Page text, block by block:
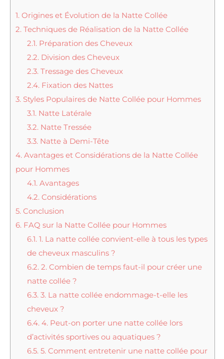
1. Origines et Évolution de la Natte Collée
2. Techniques de Réalisation de la Natte Collée
2.1.Préparation des Cheveux
2.2.Division des Cheveux
2.3.Tressage des Cheveux
2.4.Fixation des Nattes
3. Styles Populaires de Natte Collée pour Hommes
3.1.Natte Latérale
3.2.Natte Tressée
3.3.Natte à Demi-Tête
4. Avantages et Considérations de la Natte Collée
pour Hommes
4.1.Avantages
4.2.Considérations
5. Conclusion
6. FAQ sur la Natte Collée pour Hommes
6.1.1. La natte collée convient-elle à tous les types
de cheveux masculins ?
6.2.2. Combien de temps faut-il pour créer une
natte collée ?
6.3.3. La natte collée endommage-t-elle les
cheveux ?
6.4.4. Peut-on porter une natte collée lors
d’activités sportives ou aquatiques ?
6.5.5. Comment entretenir une natte collée pour